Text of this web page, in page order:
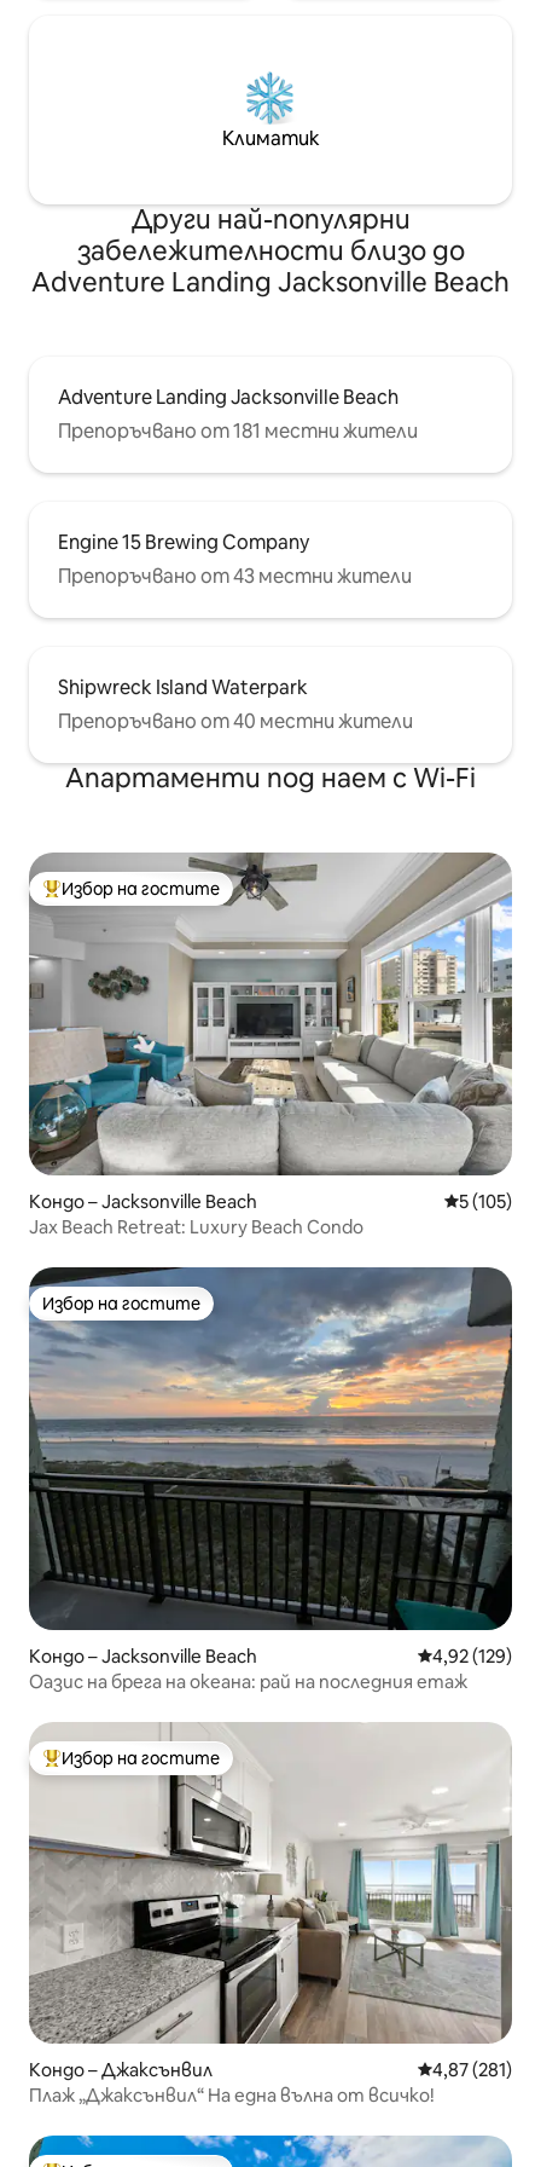
Климатик
Други най-популярни
забележителности близо до
Adventure Landing Jacksonville Beach
Adventure Landing Jacksonville Beach
Препоръчвано от 181 местни жители
Engine 15 Brewing Company
Препоръчвано от 43 местни жители
Shipwreck Island Waterpark
Препоръчвано от 40 местни жители
Апартаменти под наем с Wi-Fi
Най-популярен избор на гостите
Избор на гостите
Кондо – Jacksonville Beach Средна
5 (105)
Jax Beach Retreat: Luxury Beach Condo
Избор на гостите
Избор на гостите
Кондо – Jacksonville Beach Средна
4,92 (129)
Оазис на брега на океана: рай на последния етаж
Най-популярен избор на гостите
Избор на гостите
Кондо – Джаксънвил Средна
4,87 (281)
Плаж „Джаксънвил“ На една вълна от всичко!